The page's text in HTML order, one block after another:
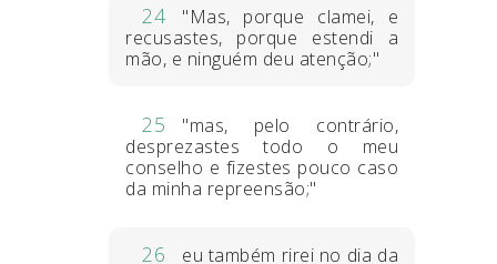
24
"Mas, porque clamei, e
recusastes, porque estendi a
mão, e ninguém deu atenção;"
25
"mas, pelo contrário,
desprezastes todo o meu
conselho e fizestes pouco caso
da minha repreensão;"
26
eu também rirei no dia da